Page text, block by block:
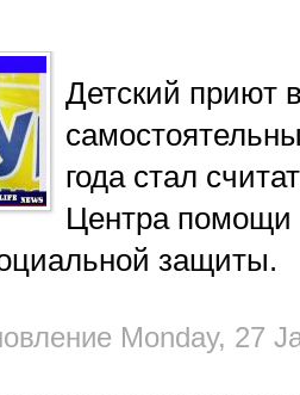
Детский приют
года стал
Центра помощи
защиты.
Monday, 27